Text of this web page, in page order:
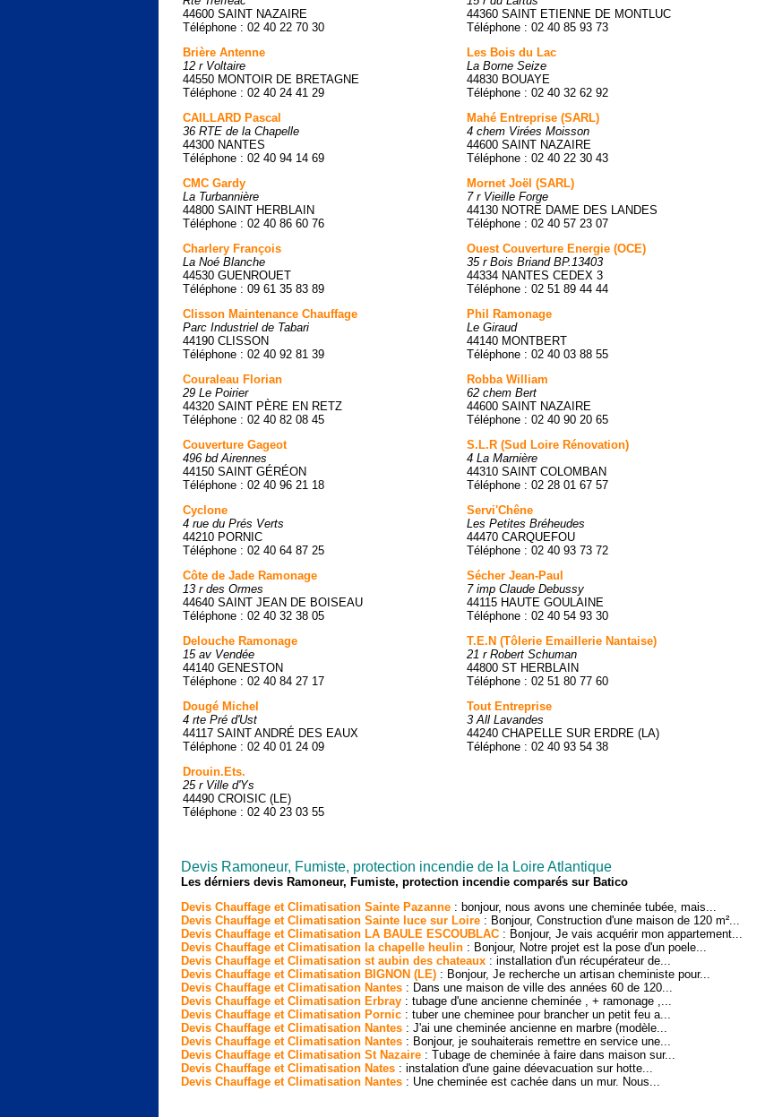
44600 SAINT NAZAIRE
Téléphone : 02 40 22 70 30
Brière Antenne
12 r Voltaire
44550 MONTOIR DE BRETAGNE
Téléphone : 02 40 24 41 29
CAILLARD Pascal
36 RTE de la Chapelle
44300 NANTES
Téléphone : 02 40 94 14 69
CMC Gardy
La Turbannière
44800 SAINT HERBLAIN
Téléphone : 02 40 86 60 76
Charlery François
La Noé Blanche
44530 GUENROUET
Téléphone : 09 61 35 83 89
Clisson Maintenance Chauffage
Parc Industriel de Tabari
44190 CLISSON
Téléphone : 02 40 92 81 39
Couraleau Florian
29 Le Poirier
44320 SAINT PÈRE EN RETZ
Téléphone : 02 40 82 08 45
Couverture Gageot
496 bd Airennes
44150 SAINT GÉRÉON
Téléphone : 02 40 96 21 18
Cyclone
4 rue du Prés Verts
44210 PORNIC
Téléphone : 02 40 64 87 25
Côte de Jade Ramonage
13 r des Ormes
44640 SAINT JEAN DE BOISEAU
Téléphone : 02 40 32 38 05
Delouche Ramonage
15 av Vendée
44140 GENESTON
Téléphone : 02 40 84 27 17
Dougé Michel
4 rte Pré d'Ust
44117 SAINT ANDRÉ DES EAUX
Téléphone : 02 40 01 24 09
Drouin.Ets.
25 r Ville d'Ys
44490 CROISIC (LE)
Téléphone : 02 40 23 03 55
44360 SAINT ETIENNE DE MONTLUC
Téléphone : 02 40 85 93 73
Les Bois du Lac
La Borne Seize
44830 BOUAYE
Téléphone : 02 40 32 62 92
Mahé Entreprise (SARL)
4 chem Virées Moisson
44600 SAINT NAZAIRE
Téléphone : 02 40 22 30 43
Mornet Joël (SARL)
7 r Vieille Forge
44130 NOTRE DAME DES LANDES
Téléphone : 02 40 57 23 07
Ouest Couverture Energie (OCE)
35 r Bois Briand BP.13403
44334 NANTES CEDEX 3
Téléphone : 02 51 89 44 44
Phil Ramonage
Le Giraud
44140 MONTBERT
Téléphone : 02 40 03 88 55
Robba William
62 chem Bert
44600 SAINT NAZAIRE
Téléphone : 02 40 90 20 65
S.L.R (Sud Loire Rénovation)
4 La Marnière
44310 SAINT COLOMBAN
Téléphone : 02 28 01 67 57
Servi'Chêne
Les Petites Bréheudes
44470 CARQUEFOU
Téléphone : 02 40 93 73 72
Sécher Jean-Paul
7 imp Claude Debussy
44115 HAUTE GOULAINE
Téléphone : 02 40 54 93 30
T.E.N (Tôlerie Emaillerie Nantaise)
21 r Robert Schuman
44800 ST HERBLAIN
Téléphone : 02 51 80 77 60
Tout Entreprise
3 All Lavandes
44240 CHAPELLE SUR ERDRE (LA)
Téléphone : 02 40 93 54 38
Devis Ramoneur, Fumiste, protection incendie de la Loire Atlantique
Les dérniers devis Ramoneur, Fumiste, protection incendie comparés sur Batico
Devis Chauffage et Climatisation Sainte Pazanne : bonjour, nous avons une cheminée tubée, mais...
Devis Chauffage et Climatisation Sainte luce sur Loire : Bonjour, Construction d'une maison de 120 m²...
Devis Chauffage et Climatisation LA BAULE ESCOUBLAC : Bonjour, Je vais acquérir mon appartement...
Devis Chauffage et Climatisation la chapelle heulin : Bonjour, Notre projet est la pose d'un poele...
Devis Chauffage et Climatisation st aubin des chateaux : installation d'un récupérateur de...
Devis Chauffage et Climatisation BIGNON (LE) : Bonjour, Je recherche un artisan cheministe pour...
Devis Chauffage et Climatisation Nantes : Dans une maison de ville des années 60 de 120...
Devis Chauffage et Climatisation Erbray : tubage d'une ancienne cheminée , + ramonage ,...
Devis Chauffage et Climatisation Pornic : tuber une cheminee pour brancher un petit feu a...
Devis Chauffage et Climatisation Nantes : J'ai une cheminée ancienne en marbre (modèle...
Devis Chauffage et Climatisation Nantes : Bonjour, je souhaiterais remettre en service une...
Devis Chauffage et Climatisation St Nazaire : Tubage de cheminée à faire dans maison sur...
Devis Chauffage et Climatisation Nates : instalation d'une gaine déevacuation sur hotte...
Devis Chauffage et Climatisation Nantes : Une cheminée est cachée dans un mur. Nous...